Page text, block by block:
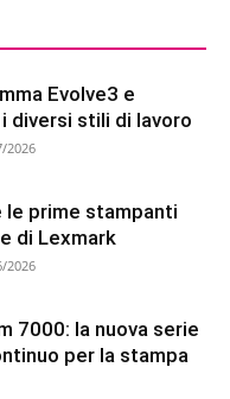
Evolve3 e
diversi stili di lavoro
2026
prime stampanti
di Lexmark
2026
7000: la nuova serie
per la stampa